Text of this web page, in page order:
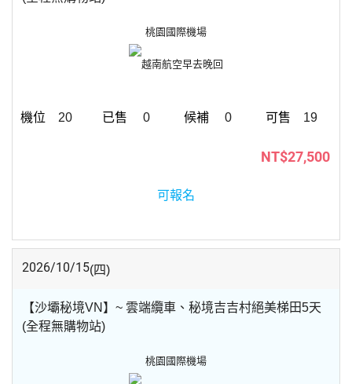
桃園國際機場
越南航空早去晚回
20 0 0 19
NT$27,500
可報名
2026/10/15(四)
【沙壩秘境VN】~ 雲端纜車、秘境吉吉村絕美梯田5天
(全程無購物站)
桃園國際機場